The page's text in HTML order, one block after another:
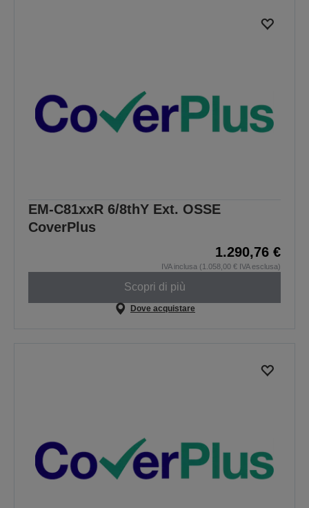
EM-C81xxR 6/8thY Ext. OSSE
CoverPlus
1.290,76 €
IVA inclusa (1.058,00 € IVA esclusa)
Scopri di più
Dove acquistare